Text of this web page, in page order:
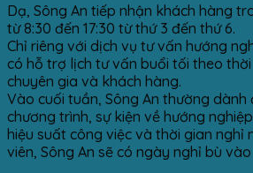
Dạ, Sông An tiếp nhận khách hàng
từ 8:30 đến 17:30 từ thứ 3 đến thứ 6.
Chỉ riêng với dịch vụ tư vấn hướng
có hỗ trợ lịch tư vấn buổi tối theo
chuyên gia và khách hàng.
Vào cuối tuần, Sông An thường dành
chương trình, sự kiện về hướng
hiệu suất công việc và thời gian nghỉ
viên, Sông An sẽ có ngày nghỉ bù